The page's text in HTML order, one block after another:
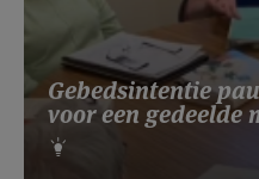
Gebedsintentie
voor een gedeelde